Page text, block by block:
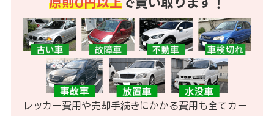
レッカー費用や売却手続きにかかる費用も全てカー